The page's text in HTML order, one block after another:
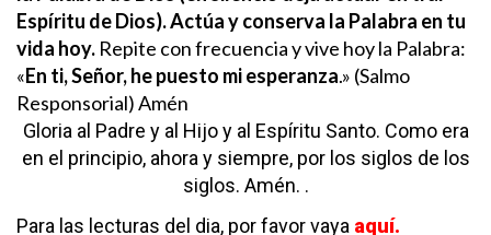
Espíritu de Dios). Actúa y conserva la Palabra en tu
vida hoy. Repite con frecuencia y vive hoy la Palabra:
«En ti, Señor, he puesto mi esperanza.» (Salmo
Responsorial) Amén
Gloria al Padre y al Hijo y al Espíritu Santo. Como era
en el principio, ahora y siempre, por los siglos de los
siglos. Amén. .
Para las lecturas del dia, por favor vaya aquí.